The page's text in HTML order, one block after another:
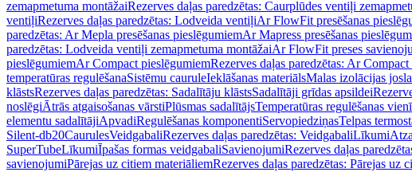
zemapmetuma montāžaiRezerves daļas paredzētas: Caurplūdes ventiļi
ventiļiRezerves daļas paredzētas: Lodveida ventiļiAr FlowFit presēšanas
paredzētas: Ar Mepla presēšanas pieslēgumiemAr Mapress presēšanas
paredzētas: Lodveida ventiļi zemapmetuma montāžaiAr FlowFit preses
pieslēgumiemAr Compact pieslēgumiemRezerves daļas paredzētas: Ar
temperatūras regulēšanaSistēmu cauruleIeklāšanas materiālsMalas izolācijas
klāstsRezerves daļas paredzētas: Sadalītāju klāstsSadalītāji grīdas apsildei
noslēgiĀtrās atgaisošanas vārstiPlūsmas sadalītājsTemperatūras regulēšanas
elementu sadalītājiApvadiRegulēšanas komponentiServopiedziņasTelpas
Silent-db20CaurulesVeidgabaliRezerves daļas paredzētas: VeidgabaliLīkumi
SuperTubeLīkumiĪpašas formas veidgabaliSavienojumiRezerves daļas
savienojumiPārejas uz citiem materiāliemRezerves daļas paredzētas: Pārejas uz